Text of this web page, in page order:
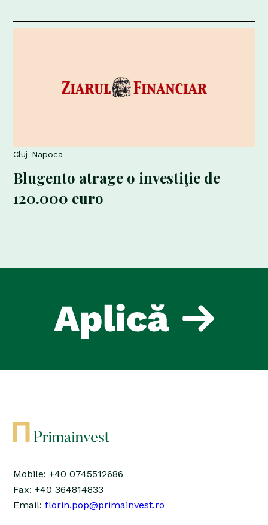
Cluj-Napoca
Blugento atrage o investiţie de
120.000 euro
Mobile: +40 0745512686
Fax: +40 364814833
Email:florin.pop@primainvest.ro